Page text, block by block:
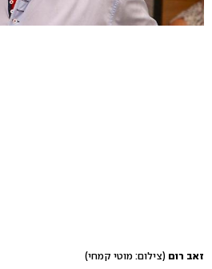
זאב רום (צילום: מוטי קמחי)